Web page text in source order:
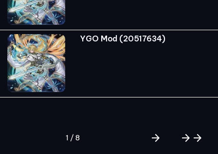
YGO Mod (20517634)
1 / 8 arrow_forward arrow_forward arrow_forward